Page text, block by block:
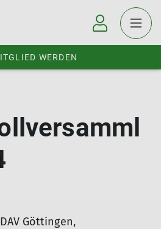
WERDEN
Göttingen,